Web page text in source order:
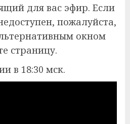
для вас эфир. Если
пожалуйста,
окном
страницу.
в 18:30 мск.